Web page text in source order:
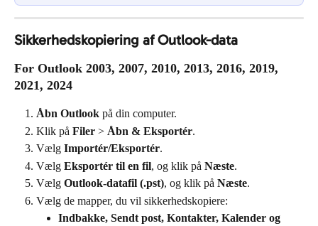
Sikkerhedskopiering af Outlook-data
For Outlook 2003, 2007, 2010, 2013, 2016, 2019,
2021, 2024
Åbn Outlook på din computer.
Klik på Filer > Åbn & Eksportér.
Vælg Importér/Eksportér.
Vælg Eksportér til en fil, og klik på Næste.
Vælg Outlook-datafil (.pst), og klik på Næste.
Vælg de mapper, du vil sikkerhedskopiere:
Indbakke, Sendt post, Kontakter, Kalender og